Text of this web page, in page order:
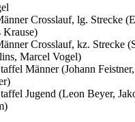
Crosslauf, lg. Strecke
Krause)
Crosslauf, kz. Strecke
Marcel Vogel)
Männer (Johann
Jugend (Leon Beyer,